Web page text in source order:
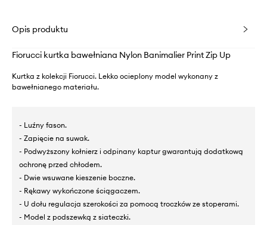
Opis produktu
Fiorucci kurtka bawełniana Nylon Banimalier Print Zip Up
Kurtka z kolekcji Fiorucci. Lekko ocieplony model wykonany z
bawełnianego materiału.
- Luźny fason.
- Zapięcie na suwak.
- Podwyższony kołnierz i odpinany kaptur gwarantują dodatkową
ochronę przed chłodem.
- Dwie wsuwane kieszenie boczne.
- Rękawy wykończone ściągaczem.
- U dołu regulacja szerokości za pomocą troczków ze stoperami.
- Model z podszewką z siateczki.